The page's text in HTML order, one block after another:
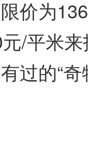
价为
/平米
过的“